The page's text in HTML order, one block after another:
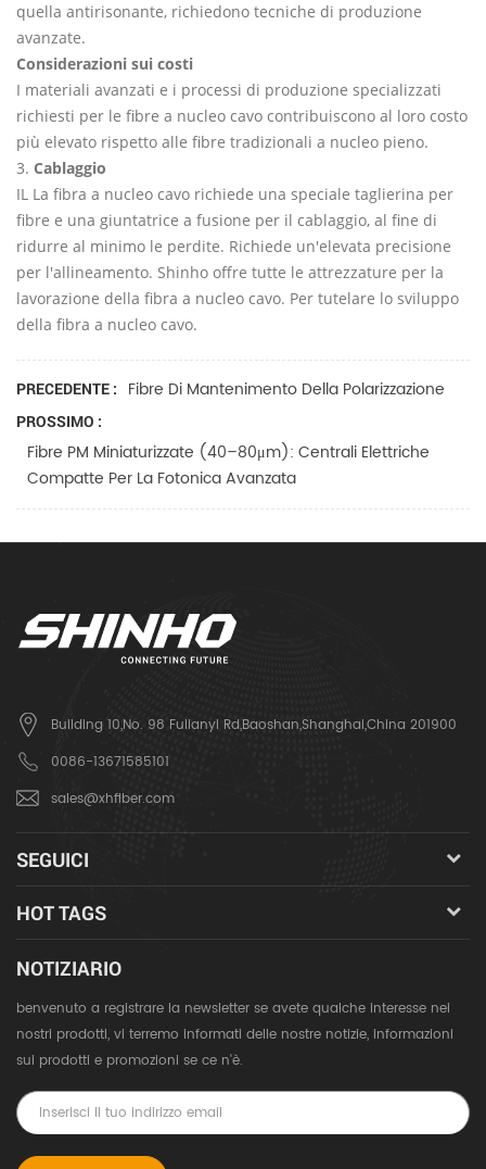
quella antirisonante, richiedono tecniche di produzione
avanzate.
Considerazioni sui costi
I materiali avanzati e i processi di produzione specializzati
richiesti per le fibre a nucleo cavo contribuiscono al loro costo
più elevato rispetto alle fibre tradizionali a nucleo pieno.
3. Cablaggio
IL La fibra a nucleo cavo richiede una speciale taglierina per
fibre e una giuntatrice a fusione per il cablaggio, al fine di
ridurre al minimo le perdite. Richiede un'elevata precisione
per l'allineamento. Shinho offre tutte le attrezzature per la
lavorazione della fibra a nucleo cavo. Per tutelare lo sviluppo
della fibra a nucleo cavo.
PRECEDENTE : Fibre Di Mantenimento Della Polarizzazione
PROSSIMO :
Fibre PM Miniaturizzate (40–80μm): Centrali Elettriche
Compatte Per La Fotonica Avanzata
Building 10,No. 98 Fulianyi Rd,Baoshan,Shanghai,China 201900
0086-13671585101
sales@xhfiber.com
SEGUICI
HOT TAGS
NOTIZIARIO
benvenuto a registrare la newsletter se avete qualche interesse nei
nostri prodotti, vi terremo informati delle nostre notizie, informazioni
sui prodotti e promozioni se ce n'è.